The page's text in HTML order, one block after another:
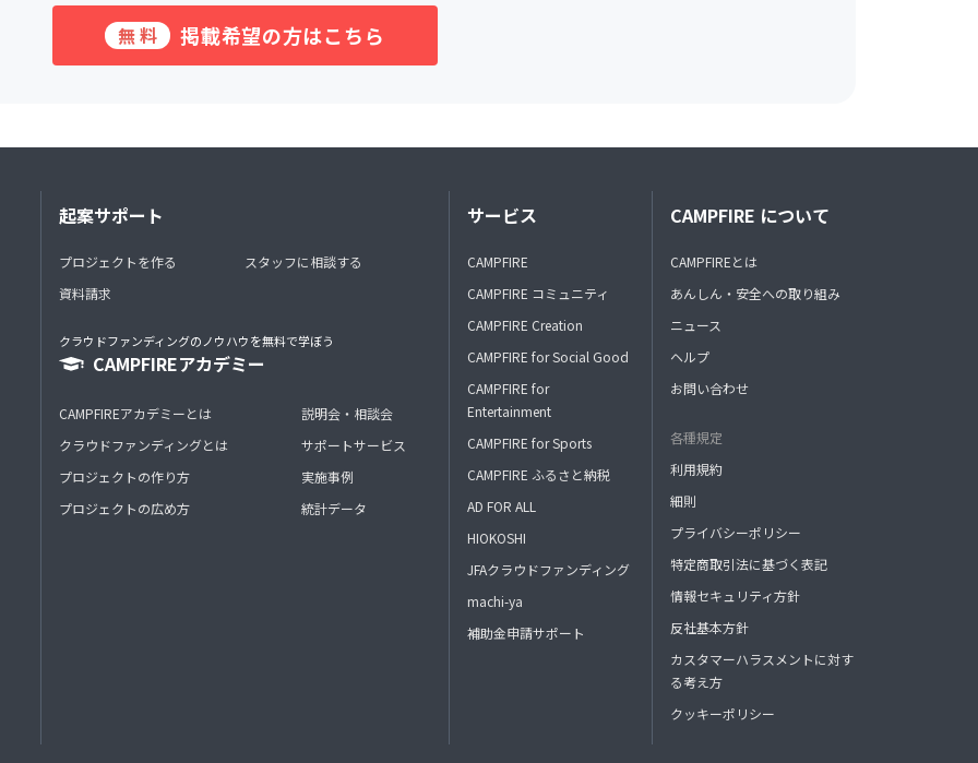
無料 掲載希望の方はこちら
起案サポート
プロジェクトを作る
資料請求
スタッフに相談する
クラウドファンディングのノウハウを無料で学ぼう
CAMPFIREアカデミー
CAMPFIREアカデミーとは
クラウドファンディングとは
プロジェクトの作り方
プロジェクトの広め方
説明会・相談会
サポートサービス
実施事例
統計データ
サービス
CAMPFIRE
CAMPFIRE コミュニティ
CAMPFIRE Creation
CAMPFIRE for Social Good
CAMPFIRE for
Entertainment
CAMPFIRE for Sports
CAMPFIRE ふるさと納税
AD FOR ALL
HIOKOSHI
JFAクラウドファンディング
machi-ya
補助金申請サポート
CAMPFIRE について
CAMPFIREとは
あんしん・安全への取り組み
ニュース
ヘルプ
お問い合わせ
各種規定
利用規約
細則
プライバシーポリシー
特定商取引法に基づく表記
情報セキュリティ方針
反社基本方針
カスタマーハラスメントに対す
る考え方
クッキーポリシー